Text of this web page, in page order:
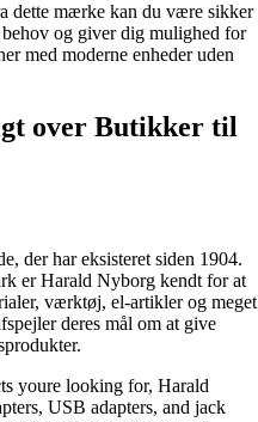
dette mærke kan du være sikker
og giver dig mulighed for
med moderne enheder uden
over Butikker til
der har eksisteret siden 1904.
er Harald Nyborg kendt for at
værktøj, el-artikler og meget
deres mål om at give
youre looking for, Harald
USB adapters, and jack